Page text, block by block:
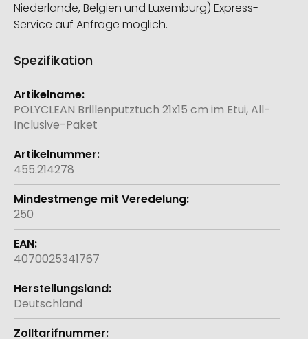
Niederlande, Belgien und Luxemburg) Express-
Service auf Anfrage möglich.
Spezifikation
Weitere
Informationen
POLYCLEAN Brillenputztuch 21x15 cm im Etui, All-
Inclusive-Paket
455.214278
250
4070025341767
Deutschland